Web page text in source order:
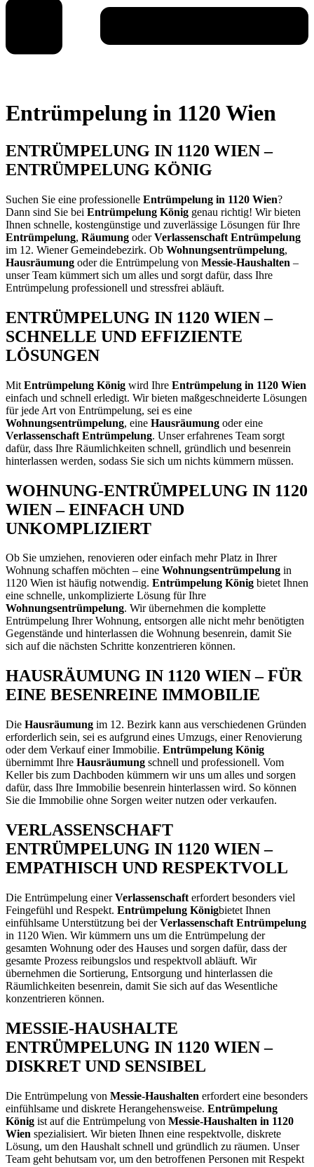
Entrümpelung in 1120 Wien
ENTRÜMPELUNG IN 1120 WIEN –
ENTRÜMPELUNG KÖNIG
Suchen Sie eine professionelle Entrümpelung in 1120 Wien?
Dann sind Sie bei Entrümpelung König genau richtig! Wir bieten
Ihnen schnelle, kostengünstige und zuverlässige Lösungen für Ihre
Entrümpelung, Räumung oderVerlassenschaft Entrümpelung
im 12. Wiener Gemeindebezirk. Ob Wohnungsentrümpelung,
Hausräumung oder die Entrümpelung von Messie-Haushalten –
unser Team kümmert sich um alles und sorgt dafür, dass Ihre
Entrümpelung professionell und stressfrei abläuft.
ENTRÜMPELUNG IN 1120 WIEN –
SCHNELLE UND EFFIZIENTE
LÖSUNGEN
Mit Entrümpelung König wird Ihre Entrümpelung in 1120 Wien
einfach und schnell erledigt. Wir bieten maßgeschneiderte Lösungen
für jede Art von Entrümpelung, sei es eine
Wohnungsentrümpelung, eine Hausräumung oder eine
Verlassenschaft Entrümpelung. Unser erfahrenes Team sorgt
dafür, dass Ihre Räumlichkeiten schnell, gründlich und besenrein
hinterlassen werden, sodass Sie sich um nichts kümmern müssen.
WOHNUNG-ENTRÜMPELUNG IN 1120
WIEN – EINFACH UND
UNKOMPLIZIERT
Ob Sie umziehen, renovieren oder einfach mehr Platz in Ihrer
Wohnung schaffen möchten – eine Wohnungsentrümpelung in
1120 Wien ist häufig notwendig. Entrümpelung König bietet Ihnen
eine schnelle, unkomplizierte Lösung für Ihre
Wohnungsentrümpelung. Wir übernehmen die komplette
Entrümpelung Ihrer Wohnung, entsorgen alle nicht mehr benötigten
Gegenstände und hinterlassen die Wohnung besenrein, damit Sie
sich auf die nächsten Schritte konzentrieren können.
HAUSRÄUMUNG IN 1120 WIEN – FÜR
EINE BESENREINE IMMOBILIE
Die Hausräumung im 12. Bezirk kann aus verschiedenen Gründen
erforderlich sein, sei es aufgrund eines Umzugs, einer Renovierung
oder dem Verkauf einer Immobilie. Entrümpelung König
übernimmt Ihre Hausräumung schnell und professionell. Vom
Keller bis zum Dachboden kümmern wir uns um alles und sorgen
dafür, dass Ihre Immobilie besenrein hinterlassen wird. So können
Sie die Immobilie ohne Sorgen weiter nutzen oder verkaufen.
VERLASSENSCHAFT
ENTRÜMPELUNG IN 1120 WIEN –
EMPATHISCH UND RESPEKTVOLL
Die Entrümpelung einerVerlassenschaft erfordert besonders viel
Feingefühl und Respekt. Entrümpelung Königbietet Ihnen
einfühlsame Unterstützung bei derVerlassenschaft Entrümpelung
in 1120 Wien. Wir kümmern uns um die Entrümpelung der
gesamten Wohnung oder des Hauses und sorgen dafür, dass der
gesamte Prozess reibungslos und respektvoll abläuft. Wir
übernehmen die Sortierung, Entsorgung und hinterlassen die
Räumlichkeiten besenrein, damit Sie sich auf das Wesentliche
konzentrieren können.
MESSIE-HAUSHALTE
ENTRÜMPELUNG IN 1120 WIEN –
DISKRET UND SENSIBEL
Die Entrümpelung von Messie-Haushalten erfordert eine besonders
einfühlsame und diskrete Herangehensweise. Entrümpelung
König ist auf die Entrümpelung von Messie-Haushalten in 1120
Wien spezialisiert. Wir bieten Ihnen eine respektvolle, diskrete
Lösung, um den Haushalt schnell und gründlich zu räumen. Unser
Team geht behutsam vor, um den betroffenen Personen mit Respekt